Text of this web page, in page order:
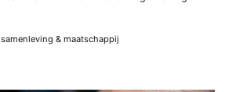
samenleving & maatschappij